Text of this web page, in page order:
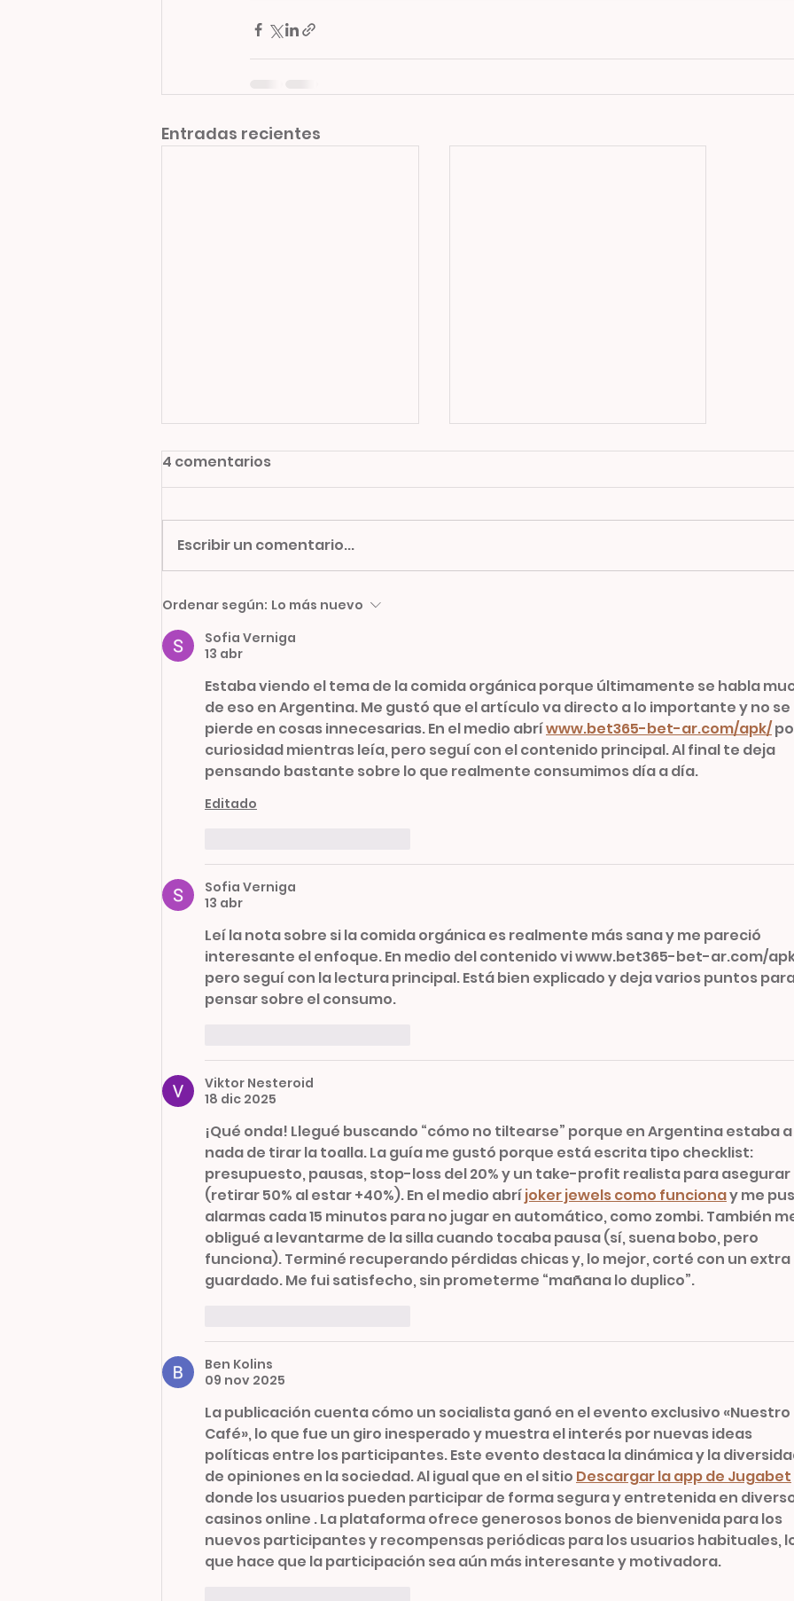
Entradas recientes
NUESTRA PASTELERIA DE
4 comentarios
Escribir un comentario...
Ordenar según: Lo más nuevo
Sofia Verniga
13 abr
Estaba viendo el tema de la comida orgánica porque últimamente se habla
de eso en Argentina. Me gustó que el artículo va directo a lo importante y no se
pierde en cosas innecesarias. En el medio abrí www.bet365-bet-ar.com/apk/
curiosidad mientras leía, pero seguí con el contenido principal. Al final te deja
pensando bastante sobre lo que realmente consumimos día a día.
Editado
Sofia Verniga
13 abr
Leí la nota sobre si la comida orgánica es realmente más sana y me pareció
interesante el enfoque. En medio del contenido vi www.bet365-bet-ar.com/
pero seguí con la lectura principal. Está bien explicado y deja varios puntos
pensar sobre el consumo.
Viktor Nesteroid
18 dic 2025
¡Qué onda! Llegué buscando “cómo no tiltearse” porque en Argentina estaba a
nada de tirar la toalla. La guía me gustó porque está escrita tipo checklist:
presupuesto, pausas, stop-loss del 20% y un take-profit realista para asegurar
(retirar 50% al estar +40%). En el medio abrí joker jewels como funciona y me
alarmas cada 15 minutos para no jugar en automático, como zombi. También
obligué a levantarme de la silla cuando tocaba pausa (sí, suena bobo, pero
funciona). Terminé recuperando pérdidas chicas y, lo mejor, corté con un extra
guardado. Me fui satisfecho, sin prometerme “mañana lo duplico”.
Ben Kolins
09 nov 2025
La publicación cuenta cómo un socialista ganó en el evento exclusivo «Nuestro
Café», lo que fue un giro inesperado y muestra el interés por nuevas ideas
políticas entre los participantes. Este evento destaca la dinámica y la
de opiniones en la sociedad. Al igual que en el sitio Descargar la app de Jugabet
donde los usuarios pueden participar de forma segura y entretenida en
casinos online . La plataforma ofrece generosos bonos de bienvenida para los
nuevos participantes y recompensas periódicas para los usuarios habituales,
que hace que la participación sea aún más interesante y motivadora.